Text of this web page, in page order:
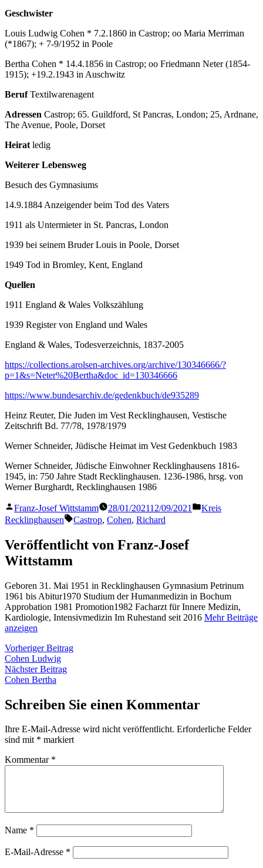
Geschwister
Louis Ludwig Cohen * 7.2.1860 in Castrop; oo Maria Merriman
(*1867); + 7-9/1952 in Poole
Bertha Cohen * 14.4.1856 in Castrop; oo Friedmann Neter (1854-
1915); +19.2.1943 in Auschwitz
BerufTextilwarenagent
Adressen Castrop; 65. Guildford, St Pancras, London; 25, Ardnane,
The Avenue, Poole, Dorset
Heirat ledig
Weiterer Lebensweg
Besuch des Gymnasiums
14.9.1884 Anzeigender beim Tod des Vaters
1911 als Untermieter in St. Pancras, London
1939 bei seinem Bruder Louis in Poole, Dorset
1949 Tod in Bromley, Kent, England
Quellen
1911 England & Wales Volkszählung
1939 Register von England und Wales
England & Wales, Todesverzeichnis, 1837-2005
https://collections.arolsen-archives.org/archive/130346666/?
p=1&s=Neter%20Bertha&doc_id=130346666
https://www.bundesarchiv.de/gedenkbuch/de935289
Heinz Reuter, Die Juden im Vest Recklinghausen, Vestische
Zeitschrift Bd. 77/78, 1978/1979
Werner Schneider, Jüdische Heimat im Vest Gedenkbuch 1983
Werner Schneider, Jüdische Einwohner Recklinghausens 1816-
1945, in: 750 Jahre Stadt Recklinghausen. 1236-1986, hrsg. von
Werner Burghardt, Recklinghausen 1986
Veröffentlicht
von
Franz-Josef Wittstamm 28/01/202112/09/2021
Veröffentlicht
Kreis
Recklinghausen
Schlagwörter:
Castrop, Cohen, Richard
Veröffentlicht von Franz-Josef
Wittstamm
Geboren 31. Mai 1951 in Recklinghausen Gymnasium Petrinum
1961 bis Abitur1970 Studium der Humanmedizin in Bochum
Approbation 1981 Promotion1982 Facharzt für Innere Medizin,
Kardiologie, Intensivmedizin Im Ruhestand seit 2016 Mehr Beiträge
anzeigen
Beitragsnavigation
Vorheriger BeitragVorheriger
Cohen Ludwig
Nächster BeitragNächster
Cohen Bertha
Schreiben Sie einen Kommentar
Ihre E-Mail-Adresse wird nicht veröffentlicht. Erforderliche Felder
sind mit * markiert
Kommentar *
Name *
E-Mail-Adresse *